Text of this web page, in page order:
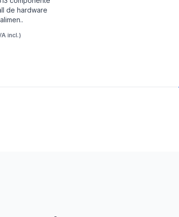
de hardware
incl.)